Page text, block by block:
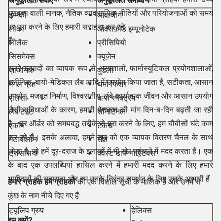
गुणवत्ता वाली मानक, नैतिक व्यावसायिक नीतियों और परियोजनाओं को समय
पर पूरा करने के लिए हमारी सराहना कर रहे
हैं।
हमारे उत्पादों का व्यापक रूप से अस्पतालों, फार्मास्युटिकल प्रयोगशालाओं,
क्लीनिक, बायो-मेडिकल लैब आदि में उपयोग किया जाता है, सटीकता, आसान
उपयोग, मजबूत निर्माण, विश्वसनीय, लंबे कार्यात्मक जीवन और आसान उपयोग
जैसी सुविधाओं के कारण, हमारी पेशकश की मांग दिन-ब-दिन बढ़ती जा रही
है। हर ऑर्डर को समयबद्ध तरीके से पूरा करने के लिए, हम चौबीसों घंटे काम
कर रहे हैं। इसके अलावा, हमने खुद को एक व्यापक वितरण चैनल के साथ
जोड़ा है, जो हमें दूर-दराज के इलाकों में भी खेप पहुंचाने में मदद करता है। एक
के बाद एक उपलब्धियां हासिल करने में हमारी मदद करने के लिए हमारे
भागीदारों की सहायता और हम उनके निरंतर समर्थन के लिए उनके आभारी हैं
।
इम्मको
लीका
लीलैक
सिसमेक्स
ज़ाजेनिक
मंगल ग्रह
एलिसा
लैब टेस्ट
एकॉन
मेटाबोलोन
ट्रांससिया
ओवाजीन
ऑक्सफ़ोर्ड इम्यूनोटेक
प्रीसिपियो
क्यूजेन
वुडली
थर्मो फिशर
बायो स्पेक्ट्रम
सेनिटिनल
टेकन
रॉश
क्वेस्ट डायग्नोस्टिक्स
हमारे ग्राहक हम ग्राहकोंकी एक विशाल सूची के मालिक हैं और उनमें से
कुछ के नाम नीचे दिए गए हैं:
ट्यूलिप ग्रुप
हेलिक्स